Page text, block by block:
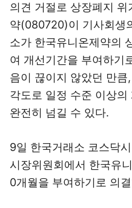
의견 거절로 상장폐지
약(080720)이 기사회생
소가 한국유니온제약의
여 개선기간을 부여하기
음이 끊이지 않았던 만큼
각도로 일정 수준 이상
완전히 넘길 수 있다.
9일 한국거래소 코스닥
시장위원회에서 한국유
0개월을 부여하기로 의